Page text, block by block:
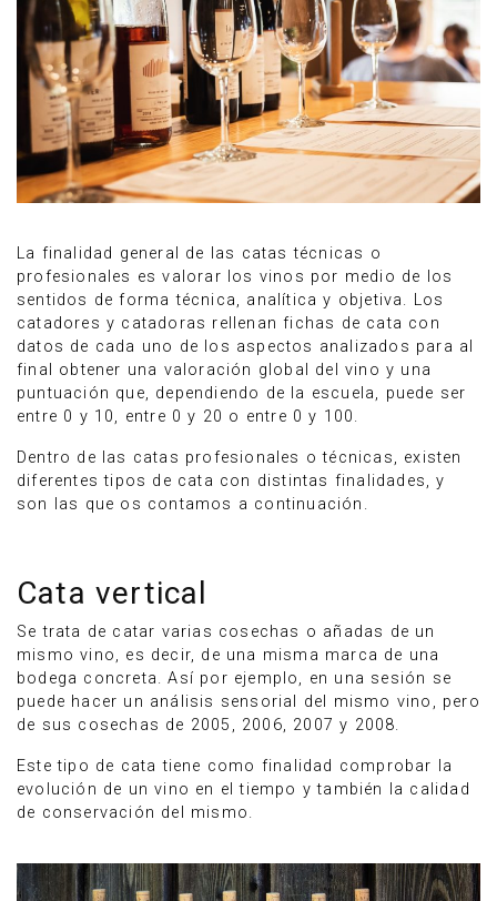
La finalidad general de las catas técnicas o
profesionales es valorar los vinos por medio de los
sentidos de forma técnica, analítica y objetiva. Los
catadores y catadoras rellenan fichas de cata con
datos de cada uno de los aspectos analizados para al
final obtener una valoración global del vino y una
puntuación que, dependiendo de la escuela, puede ser
entre 0 y 10, entre 0 y 20 o entre 0 y 100.
Dentro de las catas profesionales o técnicas, existen
diferentes tipos de cata con distintas finalidades, y
son las que os contamos a continuación.
Cata vertical
Se trata de catar varias cosechas o añadas de un
mismo vino, es decir, de una misma marca de una
bodega concreta. Así por ejemplo, en una sesión se
puede hacer un análisis sensorial del mismo vino, pero
de sus cosechas de 2005, 2006, 2007 y 2008.
Este tipo de cata tiene como finalidad comprobar la
evolución de un vino en el tiempo y también la calidad
de conservación del mismo.